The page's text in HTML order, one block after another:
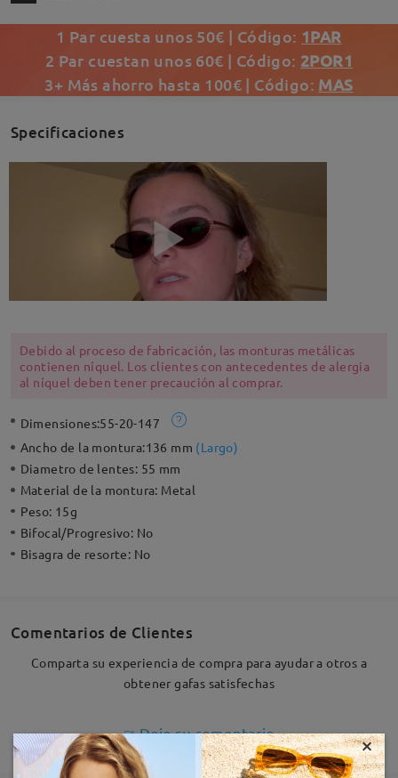
1 Par cuesta unos 50€ | Código: 1PAR
2 Par cuestan unos 60€ | Código: 2POR1
3+ Más ahorro hasta 100€ | Código: MAS
Specificaciones
Debido al proceso de fabricación, las monturas metálicas
contienen níquel. Los clientes con antecedentes de alergia
al níquel deben tener precaución al comprar.
Dimensiones:55-20-147
Ancho de la montura:136 mm (Largo)
Diametro de lentes: 55 mm
Material de la montura: Metal
Peso: 15g
Bifocal/Progresivo: No
Bisagra de resorte: No
Comentarios de Clientes
Comparta su experiencia de compra para ayudar a otros a
obtener gafas satisfechas
Deje su comentario ×